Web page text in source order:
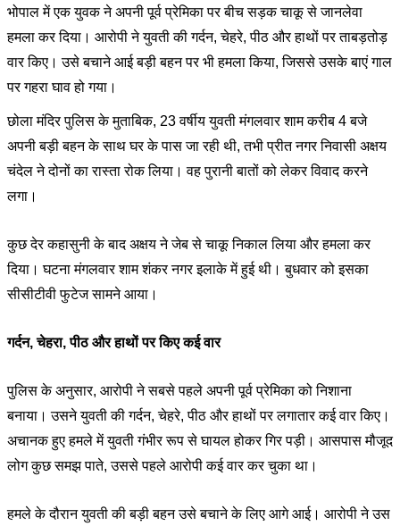
भोपाल में एक युवक ने अपनी पूर्व प्रेमिका पर बीच सड़क चाकू से जानलेवा
हमला कर दिया। आरोपी ने युवती की गर्दन, चेहरे, पीठ और हाथों पर ताबड़तोड़
वार किए। उसे बचाने आई बड़ी बहन पर भी हमला किया, जिससे उसके बाएं गाल
पर गहरा घाव हो गया।
छोला मंदिर पुलिस के मुताबिक, 23 वर्षीय युवती मंगलवार शाम करीब 4 बजे
अपनी बड़ी बहन के साथ घर के पास जा रही थी, तभी प्रीत नगर निवासी अक्षय
चंदेल ने दोनों का रास्ता रोक लिया। वह पुरानी बातों को लेकर विवाद करने
लगा।
कुछ देर कहासुनी के बाद अक्षय ने जेब से चाकू निकाल लिया और हमला कर
दिया। घटना मंगलवार शाम शंकर नगर इलाके में हुई थी। बुधवार को इसका
सीसीटीवी फुटेज सामने आया।
गर्दन, चेहरा, पीठ और हाथों पर किए कई वार
पुलिस के अनुसार, आरोपी ने सबसे पहले अपनी पूर्व प्रेमिका को निशाना
बनाया। उसने युवती की गर्दन, चेहरे, पीठ और हाथों पर लगातार कई वार किए।
अचानक हुए हमले में युवती गंभीर रूप से घायल होकर गिर पड़ी। आसपास मौजूद
लोग कुछ समझ पाते, उससे पहले आरोपी कई वार कर चुका था।
हमले के दौरान युवती की बड़ी बहन उसे बचाने के लिए आगे आई। आरोपी ने उस